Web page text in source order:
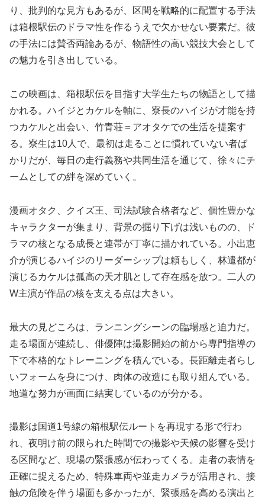
り、批判的な見方もあるが、区間を戦略的に配置する手法
は箱根駅伝のドラマ性を作るうえで欠かせない要素だ。彼
の手法には賛否両論あるが、物語性の高い競技大会として
の魅力を引き出している。
この映画は、箱根駅伝を目指す大学生たちの物語として描
かれる。ハイジとカケルを軸に、寮長のハイジが才能を持
つカケルと出会い、竹青荘＝アオタケでの生活を提案す
る。寮生は10人で、最初は走ることに慣れていない者ば
かりだが、毎日の走行義務や共同生活を通じて、徐々にチ
ームとしての絆を深めていく。
漫画オタク、クイズ王、司法試験合格者など、個性豊かな
キャラクターが集まり、背景の掘り下げは浅いものの、ド
ラマの核となる成長と連帯が丁寧に描かれている。小出恵
介が演じるハイジのリーダーシップは頼もしく、林遣都が
演じるカケルは孤高の天才肌として存在感を放つ。二人の
W主演が作品の核を支える点は大きい。
最大の見どころは、ランニングシーンの臨場感と迫力だ。
走る場面が連続し、俳優陣は撮影開始の前から専門指導の
下で本格的なトレーニングを積んでいる。長距離走者らし
いフォームを身につけ、肉体の改造にも取り組んでいる。
地道な努力が画面に結実しているのが分かる。
撮影は国道1号線の箱根駅伝ルートを再現する形で行わ
れ、夜明け前の限られた時間での撮影や天候の影響を受け
る区間など、現場の緊張感が伝わってくる。走者の表情を
正確に捉えるため、特殊車両や並走カメラが活用され、接
触の危険を伴う場面も多かったが、緊張感を高める演出と